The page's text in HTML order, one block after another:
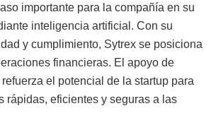
importante para la compañía en su
inteligencia artificial. Con su
y cumplimiento, Sytrex se posiciona
financieras. El apoyo de
el potencial de la startup para
rápidas, eficientes y seguras a las